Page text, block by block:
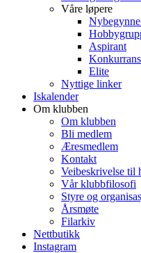
Våre løpere
Aspirant
Elite
Nyttige linker
Iskalender
Om klubben
Om klubben
Bli medlem
Æresmedlem
Kontakt
Veibeskrivelse til
Vår klubbfilosofi
Styre og
Årsmøte
Filarkiv
Nettbutikk
Instagram